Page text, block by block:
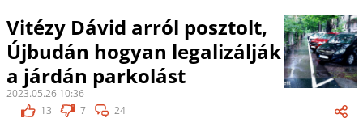
Vitézy Dávid arról posztolt,
Újbudán hogyan legalizálják
a járdán parkolást
2023.05.26 10:36
13
7 24